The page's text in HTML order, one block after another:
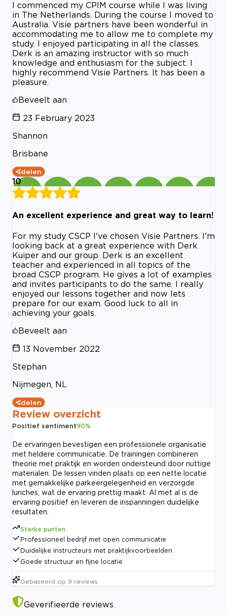
I commenced my CPIM course while I was living
in The Netherlands. During the course I moved to
Australia. Visie partners have been wonderful in
accommodating me to allow me to complete my
study. I enjoyed participating in all the classes.
Derk is an amazing instructor with so much
knowledge and enthusiasm for the subject. I
highly recommend Visie Partners. It has been a
pleasure.
Beveelt aan
23 February 2023
Shannon
Brisbane
delen
10
An excellent experience and great way to learn!
For my study CSCP I've chosen Visie Partners. I'm
looking back at a great experience with Derk
Kuiper and our group. Derk is an excellent
teacher and experienced in all topics of the
broad CSCP program. He gives a lot of examples
and invites participants to do the same. I really
enjoyed our lessons together and now lets
prepare for our exam. Good luck to all in
achieving your goals.
Beveelt aan
13 November 2022
Stephan
Nijmegen, NL
delen
Review overzicht
Positief sentiment90%
De ervaringen bevestigen een professionele organisatie
met heldere communicatie. De trainingen combineren
theorie met praktijk en worden ondersteund door nuttige
materialen. De lessen vinden plaats op een nette locatie
met gemakkelijke parkeergelegenheid en verzorgde
lunches, wat de ervaring prettig maakt. Al met al is de
ervaring positief en leveren de inspanningen duidelijke
resultaten.
Sterke punten
Professioneel bedrijf met open communicatie
Duidelijke instructeurs met praktijkvoorbeelden
Goede structuur en fijne locatie
Gebaseerd op 9 reviews
Geverifieerde reviews